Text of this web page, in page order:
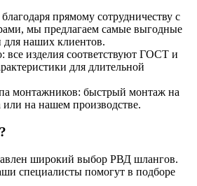
прямому сотрудничеству с
мы предлагаем самые выгодные
для наших клиентов.
все изделия соответствуют ГОСТ и
для длительной
монтажников: быстрый монтаж на
или на нашем производстве.
широкий выбор РВД шлангов.
специалисты помогут в подборе